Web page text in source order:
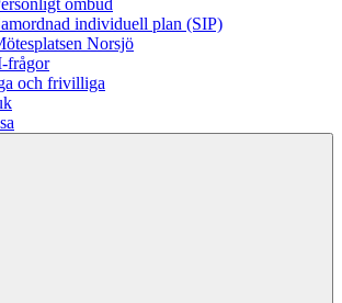
ombud
individuell plan (SIP)
Norsjö
frågor
och frivilliga